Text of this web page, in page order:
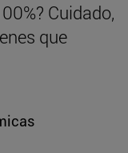
Cuidado,
que